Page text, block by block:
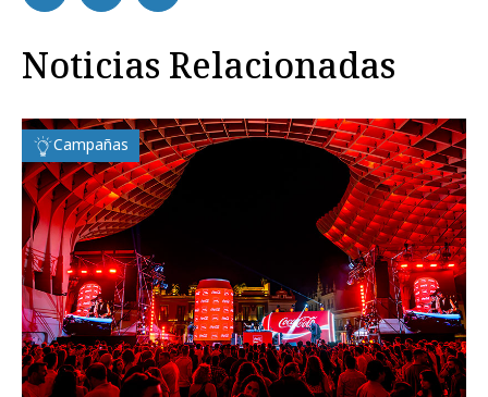
Noticias Relacionadas
Campañas